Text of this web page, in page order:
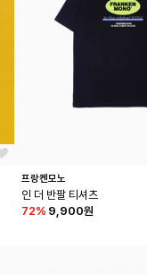
프랑켄모노
인 더 반팔 티셔츠
72% 9,900원